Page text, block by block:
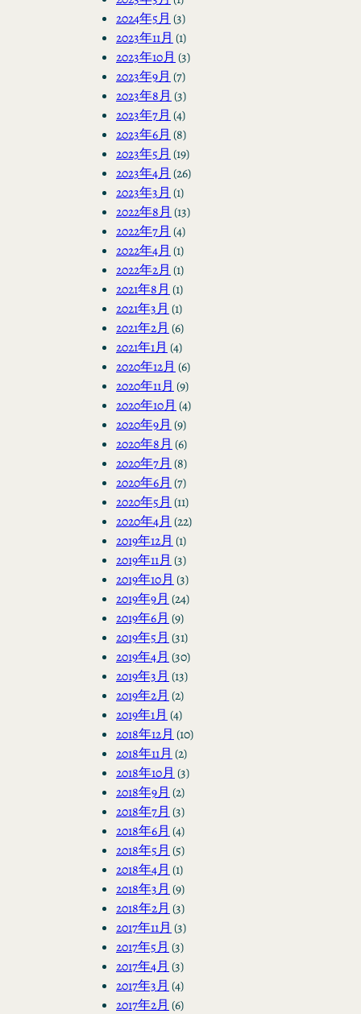
2024年5月 (3)
2023年11月 (1)
2023年10月 (3)
2023年9月 (7)
2023年8月 (3)
2023年7月 (4)
2023年6月 (8)
2023年5月 (19)
2023年4月 (26)
2023年3月 (1)
2022年8月 (13)
2022年7月 (4)
2022年4月 (1)
2022年2月 (1)
2021年8月 (1)
2021年3月 (1)
2021年2月 (6)
2021年1月 (4)
2020年12月 (6)
2020年11月 (9)
2020年10月 (4)
2020年9月 (9)
2020年8月 (6)
2020年7月 (8)
2020年6月 (7)
2020年5月 (11)
2020年4月 (22)
2019年12月 (1)
2019年11月 (3)
2019年10月 (3)
2019年9月 (24)
2019年6月 (9)
2019年5月 (31)
2019年4月 (30)
2019年3月 (13)
2019年2月 (2)
2019年1月 (4)
2018年12月 (10)
2018年11月 (2)
2018年10月 (3)
2018年9月 (2)
2018年7月 (3)
2018年6月 (4)
2018年5月 (5)
2018年4月 (1)
2018年3月 (9)
2018年2月 (3)
2017年11月 (3)
2017年5月 (3)
2017年4月 (3)
2017年3月 (4)
2017年2月 (6)